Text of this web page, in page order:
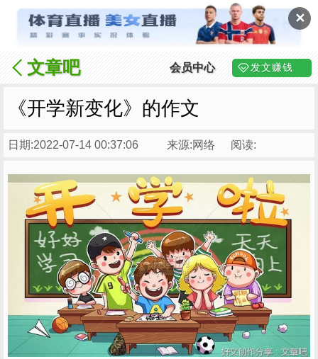
✕
文章吧 会员中心 发文赚钱
《开学新变化》的作文
日期:2022-07-14 00:37:06 来源:网络 阅读: